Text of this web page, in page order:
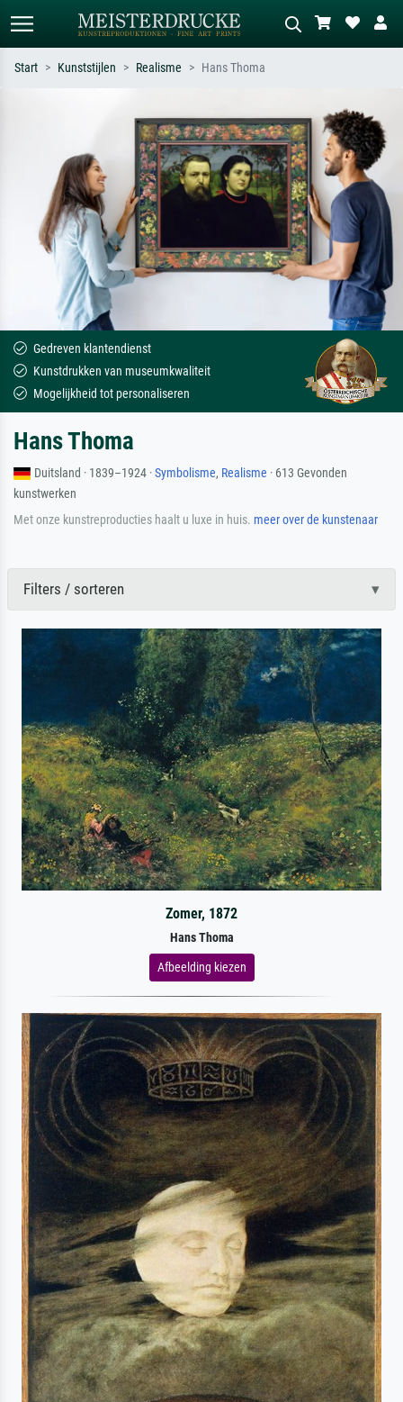
Zoek op kunstenaar, titel of stijl – bijv.
Monet, Sterrennacht, impressionisme,
Hokusai-golf, naakt.
Beschrijf de scène – bijv. groene
weide, abstract met veel rood, donker
olieverfschilderij, staand naakt naast
een boom.
Start Kunststijlen Realisme Hans Thoma
Gedreven klantendienst
Kunstdrukken van museumkwaliteit
Mogelijkheid tot personaliseren
Hans Thoma
Duitsland · 1839–1924 ·Symbolisme, Realisme · 613 Gevonden
kunstwerken
Met onze kunstreproducties haalt u luxe in huis. meer over de kunstenaar
Filters / sorteren
Zomer, 1872
Hans Thoma
Afbeelding kiezen